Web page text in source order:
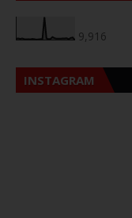
9,916
INSTAGRAM